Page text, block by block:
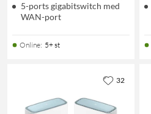
5-ports gigabitswitch med
WAN-port
Online: 5+ st
32